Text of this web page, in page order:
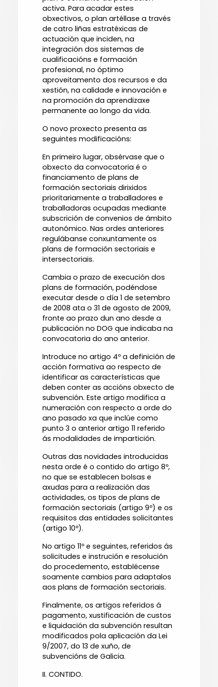
activa. Para acadar estes
obxectivos, o plan artéllase a través
de catro liñas estratéxicas de
actuación que inciden, na
integración dos sistemas de
cualificacións e formación
profesional, no óptimo
aproveitamento dos recursos e da
xestión, na calidade e innovación e
na promoción da aprendizaxe
permanente ao longo da vida.
O novo proxecto presenta as
seguintes modificacións:
En primeiro lugar, obsérvase que o
obxecto da convocatoria é o
financiamento de plans de
formación sectoriais dirixidos
prioritariamente a traballadores e
traballadoras ocupadas mediante
subscrición de convenios de ámbito
autonómico. Nas ordes anteriores
regulábanse conxuntamente os
plans de formación sectoriais e
intersectoriais.
Cambia o prazo de execución dos
plans de formación, podéndose
executar desde o día 1 de setembro
de 2008 ata o 31 de agosto de 2009,
fronte ao prazo dun ano desde a
publicación no DOG que indicaba na
convocatoria do ano anterior.
Introduce no artigo 4º a definición de
acción formativa ao respecto de
identificar as características que
deben conter as accións obxecto de
subvención. Este artigo modifica a
numeración con respecto a orde do
ano pasado xa que inclúe como
punto 3 o anterior artigo 11 referido
ás modalidades de impartición.
Outras das novidades introducidas
nesta orde é o contido do artigo 8º,
no que se establecen bolsas e
axudas para a realización das
actividades, os tipos de plans de
formación sectoriais (artigo 9º) e os
requisitos das entidades solicitantes
(artigo 10º).
No artigo 11º e seguintes, referidos ás
solicitudes e instrución e resolución
do procedemento, establécense
soamente cambios para adaptalos
aos plans de formación sectoriais.
Finalmente, os artigos referidos á
pagamento, xustificación de custos
e liquidación da subvención resultan
modificados pola aplicación da Lei
9/2007, do 13 de xuño, de
subvencións de Galicia.
II. CONTIDO.